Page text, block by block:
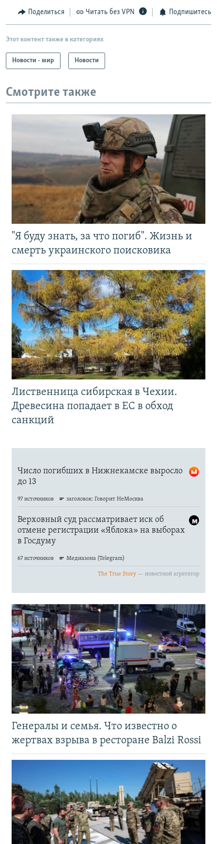
Поделиться Читать без VPN Подпишитесь
Этот контент также в категориях
Новости - мир Новости
Смотрите также
"Я буду знать, за что погиб". Жизнь и
смерть украинского поисковика
Лиственница сибирская в Чехии.
Древесина попадает в ЕС в обход
санкций
Генералы и семья. Что известно о
жертвах взрыва в ресторане Balzi Rossi